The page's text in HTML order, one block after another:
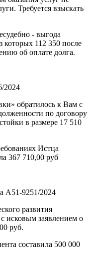
Требуется взыскать
- выгода
которых 112 350 после
об оплате долга.
обратилось к Вам с
по договору
в размере 17 510
Истца
367 710,00 руб
А51-9251/2024
развития
исковым заявлением о
руб.
составила 500 000